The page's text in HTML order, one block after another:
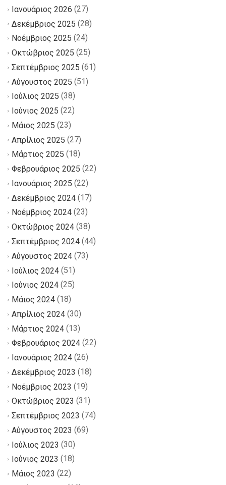
Ιανουάριος 2026 (27)
Δεκέμβριος 2025 (28)
Νοέμβριος 2025 (24)
Οκτώβριος 2025 (25)
Σεπτέμβριος 2025 (61)
Αύγουστος 2025 (51)
Ιούλιος 2025 (38)
Ιούνιος 2025 (22)
Μάιος 2025 (23)
Απρίλιος 2025 (27)
Μάρτιος 2025 (18)
Φεβρουάριος 2025 (22)
Ιανουάριος 2025 (22)
Δεκέμβριος 2024 (17)
Νοέμβριος 2024 (23)
Οκτώβριος 2024 (38)
Σεπτέμβριος 2024 (44)
Αύγουστος 2024 (73)
Ιούλιος 2024 (51)
Ιούνιος 2024 (25)
Μάιος 2024 (18)
Απρίλιος 2024 (30)
Μάρτιος 2024 (13)
Φεβρουάριος 2024 (22)
Ιανουάριος 2024 (26)
Δεκέμβριος 2023 (18)
Νοέμβριος 2023 (19)
Οκτώβριος 2023 (31)
Σεπτέμβριος 2023 (74)
Αύγουστος 2023 (69)
Ιούλιος 2023 (30)
Ιούνιος 2023 (18)
Μάιος 2023 (22)